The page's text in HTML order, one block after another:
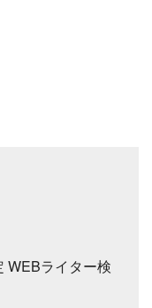
WEBライター検